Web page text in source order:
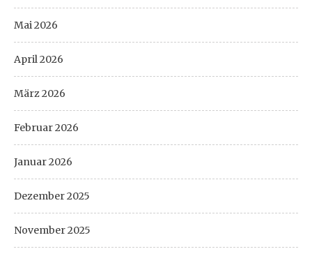
Mai 2026
April 2026
März 2026
Februar 2026
Januar 2026
Dezember 2025
November 2025